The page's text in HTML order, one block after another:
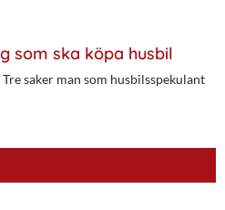
som ska köpa husbil
saker man som husbilsspekulant